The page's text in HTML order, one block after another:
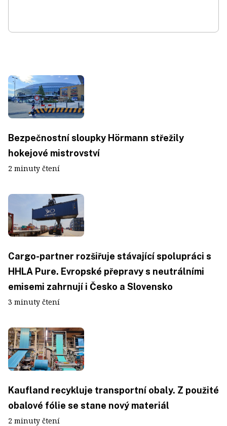
Bezpečnostní sloupky Hörmann střežily
hokejové mistrovství
2 minuty čtení
Cargo-partner rozšiřuje stávající spolupráci s
HHLA Pure. Evropské přepravy s neutrálními
emisemi zahrnují i Česko a Slovensko
3 minuty čtení
Kaufland recykluje transportní obaly. Z použité
obalové fólie se stane nový materiál
2 minuty čtení